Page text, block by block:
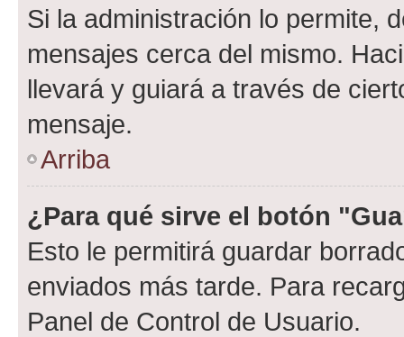
Si la administración lo permite,
mensajes cerca del mismo.
llevará y guiará a través de
mensaje.
Arriba
¿Para qué sirve el botón
Esto le permitirá guardar
enviados más tarde. Para
Panel de Control de Usuario.